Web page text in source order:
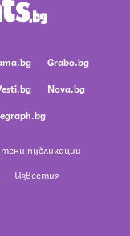
Grabo.bg
Nova.bg
публикации
Известия